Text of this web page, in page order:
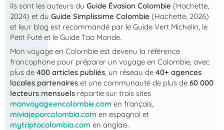
Ils sont les auteurs du Guide Évasion Colombie (Hachette,
2024) et du Guide Simplissime Colombie (Hachette, 2026)
et leur blog est recommandé par le Guide Vert Michelin, le
Petit Futé et le Guide Tao Monde.
Mon voyage en Colombie est devenu la référence
francophone pour préparer un voyage en Colombie, avec
plus de 400 articles publiés, un réseau de 40+ agences
locales partenaires et une communauté de plus de 60 000
lecteurs mensuels répartie sur trois sites
monvoyageencolombie.com en français,
miviajeporcolombia.com en espagnol et
mytriptocolombia.com en anglais.